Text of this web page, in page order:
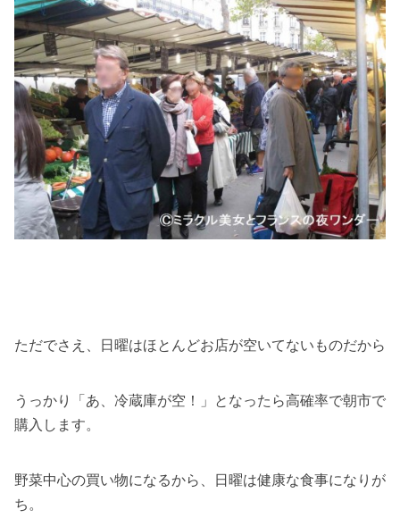
ただでさえ、日曜はほとんどお店が空いてないものだから
うっかり「あ、冷蔵庫が空！」となったら高確率で朝市で
購入します。
野菜中心の買い物になるから、日曜は健康な食事になりが
ち。